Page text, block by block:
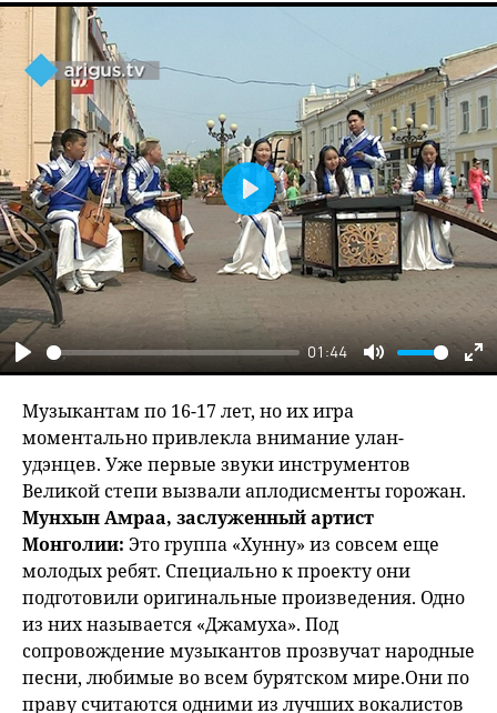
Play
01:44
Mute
Play
Музыкантам по 16-17 лет, но их игра
моментально привлекла внимание улан-
удэнцев. Уже первые звуки инструментов
Великой степи вызвали аплодисменты горожан.
Мунхын Амраа, заслуженный артист
Монголии: Это группа «Хунну» из совсем еще
молодых ребят. Специально к проекту они
подготовили оригинальные произведения. Одно
из них называется «Джамуха». Под
сопровождение музыкантов прозвучат народные
песни, любимые во всем бурятском мире.Они по
праву считаются одними из лучших вокалистов